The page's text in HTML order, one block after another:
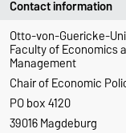
Contact information
Otto-von-Guericke-
Faculty of Economics
Management
Chair of Economic
PO box 4120
39016 Magdeburg